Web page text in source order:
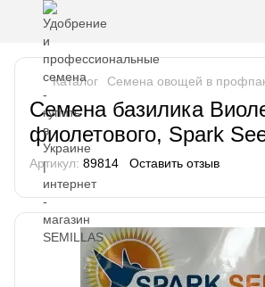
Каталог Семена овощей в
Семена базилика
фиолетового, Spark
Артикул: 89814 Оставить отзыв